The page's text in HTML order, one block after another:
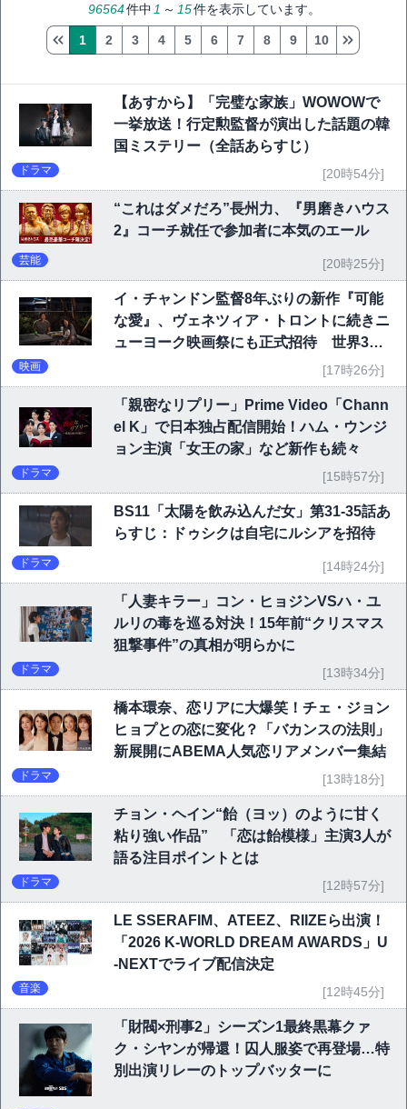
96564件中 1 ～ 15件を表示しています。
1 2 3 4 5 6 7 8 9 10
【あすから】「完璧な家族」WOWOWで
一挙放送！行定勲監督が演出した話題の韓
国ミステリー（全話あらすじ）
ドラマ [20時54分]
“これはダメだろ”長州力、『男磨きハウス
2』コーチ就任で参加者に本気のエール
芸能 [20時25分]
イ・チャンドン監督8年ぶりの新作『可能
な愛』、ヴェネツィア・トロントに続きニ
ューヨーク映画祭にも正式招待 世界3大
映画 [17時26分]
「親密なリプリー」Prime Video「Chann
el K」で日本独占配信開始！ハム・ウンジ
ョン主演「女王の家」など新作も続々
ドラマ [15時57分]
BS11「太陽を飲み込んだ女」第31-35話あ
らすじ：ドゥシクは自宅にルシアを招待
ドラマ [14時24分]
「人妻キラー」コン・ヒョジンVSハ・ユ
ルリの毒を巡る対決！15年前“クリスマス
狙撃事件”の真相が明らかに
ドラマ [13時34分]
橋本環奈、恋リアに大爆笑！チェ・ジョン
ヒョプとの恋に変化？「バカンスの法則」
新展開にABEMA人気恋リアメンバー集結
ドラマ [13時18分]
チョン・ヘイン“飴（ヨッ）のように甘く
粘り強い作品” 「恋は飴模様」主演3人が
語る注目ポイントとは
ドラマ [12時57分]
LE SSERAFIM、ATEEZ、RIIZEら出演！
「2026 K-WORLD DREAM AWARDS」U
-NEXTでライブ配信決定
音楽 [12時45分]
「財閥×刑事2」シーズン1最終黒幕クァ
ク・シヤンが帰還！囚人服姿で再登場…特
別出演リレーのトップバッターに